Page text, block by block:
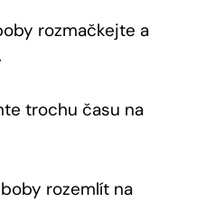
rozmačkejte a
trochu času na⁢
rozemlít na